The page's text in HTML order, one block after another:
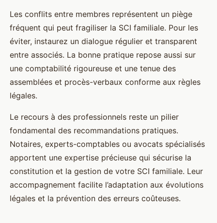
Les conflits entre membres représentent un piège
fréquent qui peut fragiliser la SCI familiale. Pour les
éviter, instaurez un dialogue régulier et transparent
entre associés. La bonne pratique repose aussi sur
une comptabilité rigoureuse et une tenue des
assemblées et procès-verbaux conforme aux règles
légales.
Le recours à des professionnels reste un pilier
fondamental des recommandations pratiques.
Notaires, experts-comptables ou avocats spécialisés
apportent une expertise précieuse qui sécurise la
constitution et la gestion de votre SCI familiale. Leur
accompagnement facilite l’adaptation aux évolutions
légales et la prévention des erreurs coûteuses.